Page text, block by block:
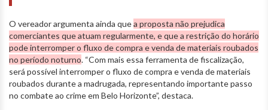
O vereador argumenta ainda quea proposta não prejudica
comerciantes que atuam regularmente, e que a restrição do horário
pode interromper o fluxo de compra e venda de materiais roubados
no período noturno. “Com mais essa ferramenta de fiscalização,
será possível interromper o fluxo de compra e venda de materiais
roubados durante a madrugada, representando importante passo
no combate ao crime em Belo Horizonte”, destaca.